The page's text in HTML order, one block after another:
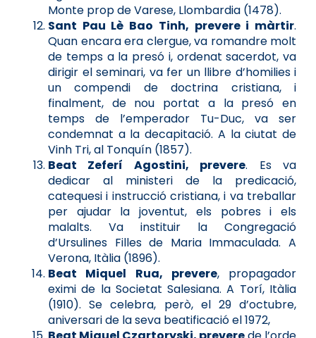
Monte prop de Varese, Llombardia (1478).
Sant Pau Lè Bao Tinh, prevere i màrtir.
Quan encara era clergue, va romandre molt
de temps a la presó i, ordenat sacerdot, va
dirigir el seminari, va fer un llibre d’homilies i
un compendi de doctrina cristiana, i
finalment, de nou portat a la presó en
temps de l’emperador Tu-Duc, va ser
condemnat a la decapitació. A la ciutat de
Vinh Tri, al Tonquín (1857).
Beat Zeferí Agostini, prevere. Es va
dedicar al ministeri de la predicació,
catequesi i instrucció cristiana, i va treballar
per ajudar la joventut, els pobres i els
malalts. Va instituir la Congregació
d’Ursulines Filles de Maria Immaculada. A
Verona, Itàlia (1896).
Beat Miquel Rua, prevere, propagador
eximi de la Societat Salesiana. A Torí, Itàlia
(1910). Se celebra, però, el 29 d’octubre,
aniversari de la seva beatificació el 1972,